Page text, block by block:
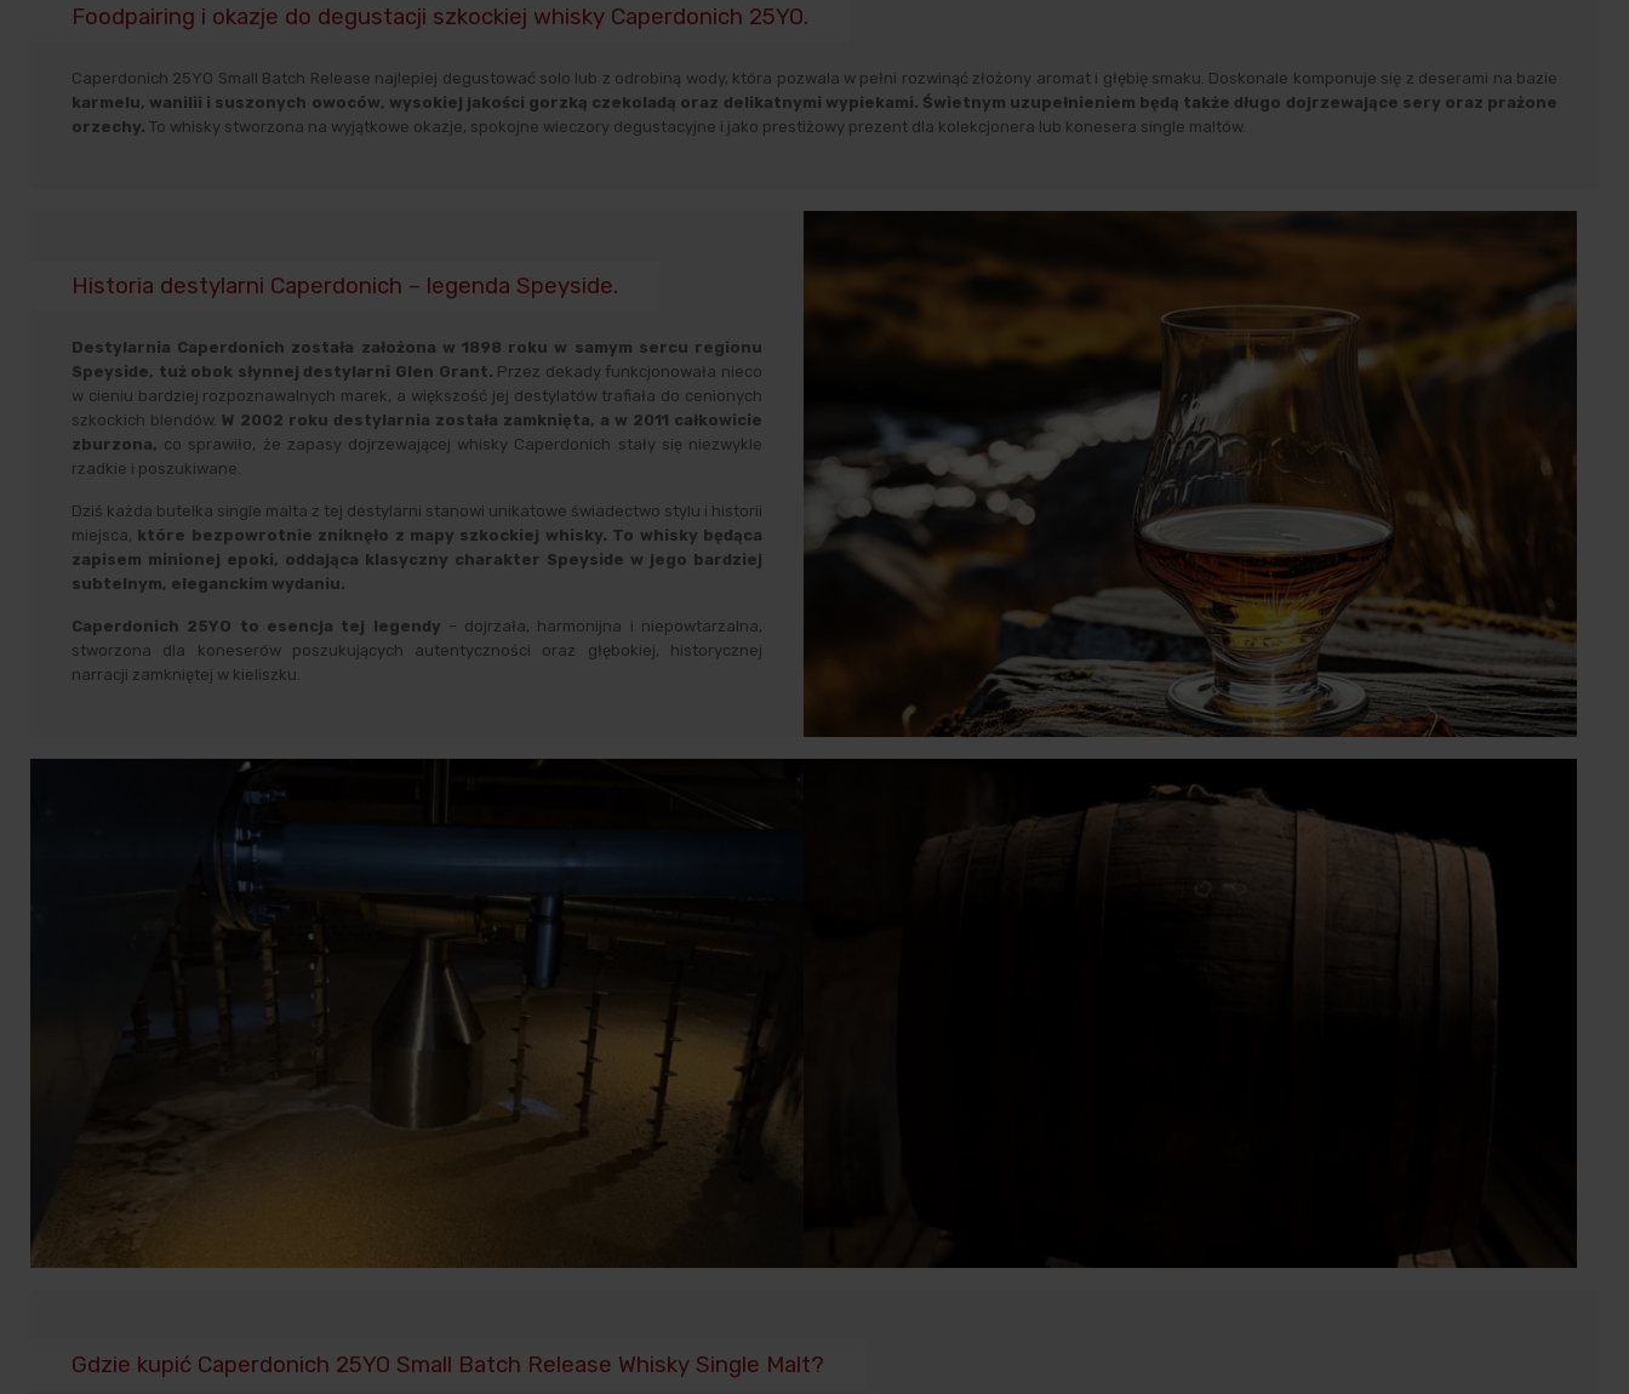
Foodpairing i okazje do degustacji szkockiej whisky Caperdonich 25YO.
Caperdonich 25YO Small Batch Release najlepiej degustować solo lub z odrobiną wody, która pozwala w pełni rozwinąć złożony aromat i głębię smaku. Doskonale komponuje się z deserami na bazie
karmelu, wanilii i suszonych owoców, wysokiej jakości gorzką czekoladą oraz delikatnymi wypiekami. Świetnym uzupełnieniem będą także długo dojrzewające sery oraz prażone
orzechy. To whisky stworzona na wyjątkowe okazje, spokojne wieczory degustacyjne i jako prestiżowy prezent dla kolekcjonera lub konesera single maltów.
Historia destylarni Caperdonich – legenda Speyside.
Destylarnia Caperdonich została założona w 1898 roku w samym sercu regionu
Speyside, tuż obok słynnej destylarni Glen Grant. Przez dekady funkcjonowała nieco
w cieniu bardziej rozpoznawalnych marek, a większość jej destylatów trafiała do cenionych
szkockich blendów. W 2002 roku destylarnia została zamknięta, a w 2011 całkowicie
zburzona, co sprawiło, że zapasy dojrzewającej whisky Caperdonich stały się niezwykle
rzadkie i poszukiwane.
Dziś każda butelka single malta z tej destylarni stanowi unikatowe świadectwo stylu i historii
miejsca, które bezpowrotnie zniknęło z mapy szkockiej whisky. To whisky będąca
zapisem minionej epoki, oddająca klasyczny charakter Speyside w jego bardziej
subtelnym, eleganckim wydaniu.
Caperdonich 25YO to esencja tej legendy – dojrzała, harmonijna i niepowtarzalna,
stworzona dla koneserów poszukujących autentyczności oraz głębokiej, historycznej
narracji zamkniętej w kieliszku.
Gdzie kupić Caperdonich 25YO Small Batch Release Whisky Single Malt?